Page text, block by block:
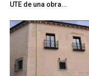
UTE de una obra...